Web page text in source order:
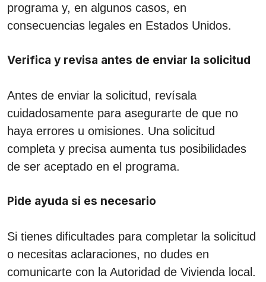
programa y, en algunos casos, en
consecuencias legales en Estados Unidos.
Verifica y revisa antes de enviar la solicitud
Antes de enviar la solicitud, revísala
cuidadosamente para asegurarte de que no
haya errores u omisiones. Una solicitud
completa y precisa aumenta tus posibilidades
de ser aceptado en el programa.
Pide ayuda si es necesario
Si tienes dificultades para completar la solicitud
o necesitas aclaraciones, no dudes en
comunicarte con la Autoridad de Vivienda local.